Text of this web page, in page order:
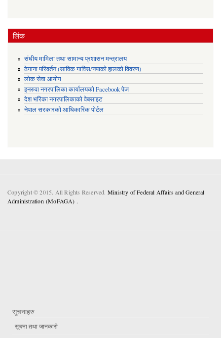
लिंक
संघीय मामिला तथा सामान्य प्रशासन मन्त्रालय
ठेगाना परिवर्तन (साविक गाविस/नपाको हालको विवरण)
लोक सेवा आयोग
इनरुवा नगरपालिका कार्यालयको Facebook पेज
देश भरिका नगरपालिकाको वेबसाइट
नेपाल सरकारको आधिकारिक पोर्टल
Copyright © 2015. All Rights Reserved. Ministry of Federal Affairs and General
Administration (MoFAGA) .
सूचनाहरु
सूचना तथा जानकारी